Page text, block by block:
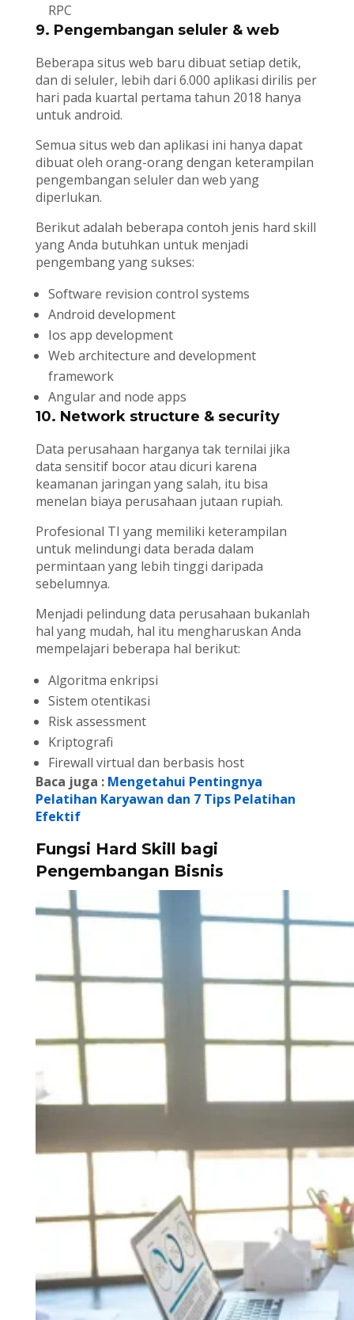
RPC
9. Pengembangan seluler & web
Beberapa situs web baru dibuat setiap detik,
dan di seluler, lebih dari 6.000 aplikasi dirilis per
hari pada kuartal pertama tahun 2018 hanya
untuk android.
Semua situs web dan aplikasi ini hanya dapat
dibuat oleh orang-orang dengan keterampilan
pengembangan seluler dan web yang
diperlukan.
Berikut adalah beberapa contoh jenis hard skill
yang Anda butuhkan untuk menjadi
pengembang yang sukses:
Software revision control systems
Android development
Ios app development
Web architecture and development
framework
Angular and node apps
10. Network structure & security
Data perusahaan harganya tak ternilai jika
data sensitif bocor atau dicuri karena
keamanan jaringan yang salah, itu bisa
menelan biaya perusahaan jutaan rupiah.
Profesional TI yang memiliki keterampilan
untuk melindungi data berada dalam
permintaan yang lebih tinggi daripada
sebelumnya.
Menjadi pelindung data perusahaan bukanlah
hal yang mudah, hal itu mengharuskan Anda
mempelajari beberapa hal berikut:
Algoritma enkripsi
Sistem otentikasi
Risk assessment
Kriptografi
Firewall virtual dan berbasis host
Baca juga : Mengetahui Pentingnya
Pelatihan Karyawan dan 7 Tips Pelatihan
Efektif
Fungsi Hard Skill bagi
Pengembangan Bisnis